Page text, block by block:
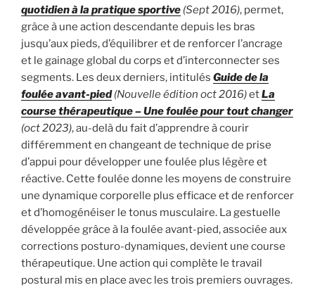
quotidien à la pratique sportive (Sept 2016), permet,
grâce à une action descendante depuis les bras
jusqu’aux pieds, d’équilibrer et de renforcer l’ancrage
et le gainage global du corps et d’interconnecter ses
segments. Les deux derniers, intitulés Guide de la
foulée avant-pied (Nouvelle édition oct 2016)etLa
course thérapeutique – Une foulée pour tout changer
(oct 2023), au-delà du fait d’apprendre à courir
différemment en changeant de technique de prise
d’appui pour développer une foulée plus légère et
réactive. Cette foulée donne les moyens de construire
une dynamique corporelle plus efficace et de renforcer
et d’homogénéiser le tonus musculaire. La gestuelle
développée grâce à la foulée avant-pied, associée aux
corrections posturo-dynamiques, devient une course
thérapeutique. Une action qui complète le travail
postural mis en place avec les trois premiers ouvrages.